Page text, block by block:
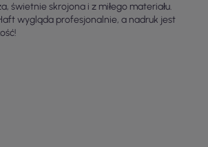
świetnie skrojona i z miłego materiału.
wygląda profesjonalnie, a nadruk jest